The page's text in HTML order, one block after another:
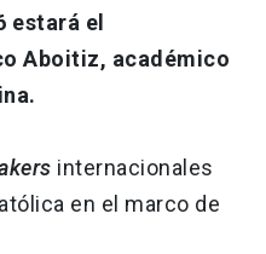
estará el
Aboitiz, académico
internacionales
en el marco de